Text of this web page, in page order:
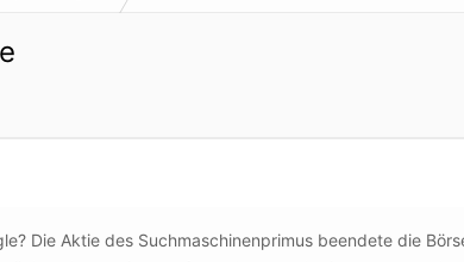
Die Aktie des Suchmaschinenprimus beendete die